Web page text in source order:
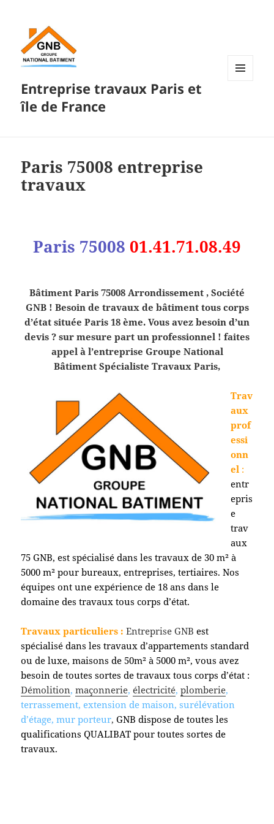
Entreprise travaux Paris et
île de France
Paris 75008 entreprise
travaux
Paris 75008 01.41.71.08.49
Bâtiment Paris 75008 Arrondissement , Société
GNB ! Besoin de travaux de bâtiment tous corps
d’état située Paris 18 ème. Vous avez besoin d’un
devis ? sur mesure part un professionnel ! faites
appel à l’entreprise Groupe National
Bâtiment Spécialiste Travaux Paris,
Trav
aux
prof
essi
onn
el :
entr
epris
e
trav
aux
75 GNB, est spécialisé dans les travaux de 30 m² à
5000 m² pour bureaux, entreprises, tertiaires. Nos
équipes ont une expérience de 18 ans dans le
domaine des travaux tous corps d’état.
Travaux particuliers : Entreprise GNB est
spécialisé dans les travaux d’appartements standard
ou de luxe, maisons de 50m² à 5000 m², vous avez
besoin de toutes sortes de travaux tous corps d’état :
Démolition,maçonnerie,électricité,plomberie,
terrassement, extension de maison, surélévation
d’étage, mur porteur,GNB dispose de toutes les
qualifications QUALIBAT pour toutes sortes de
travaux.